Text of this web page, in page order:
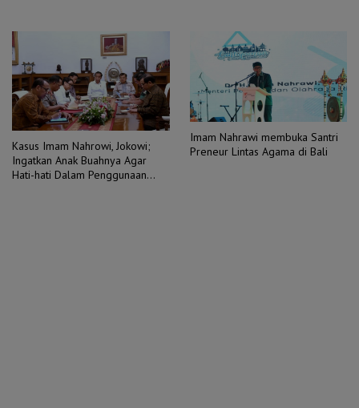
Kasus Imam Nahrowi, Jokowi;
Ingatkan Anak Buahnya Agar
Hati-hati Dalam Penggunaan
Imam Nahrawi membuka Santri
Preneur Lintas Agama di Bali